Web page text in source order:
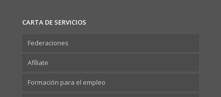
CARTA DE SERVICIOS
Federaciones
Afíliate
Formación para el empleo